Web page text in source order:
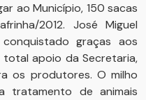
ao Município, 150 sacas
2012. José Miguel
graças aos
apoio da Secretaria,
os produtores. O milho
tratamento de animais